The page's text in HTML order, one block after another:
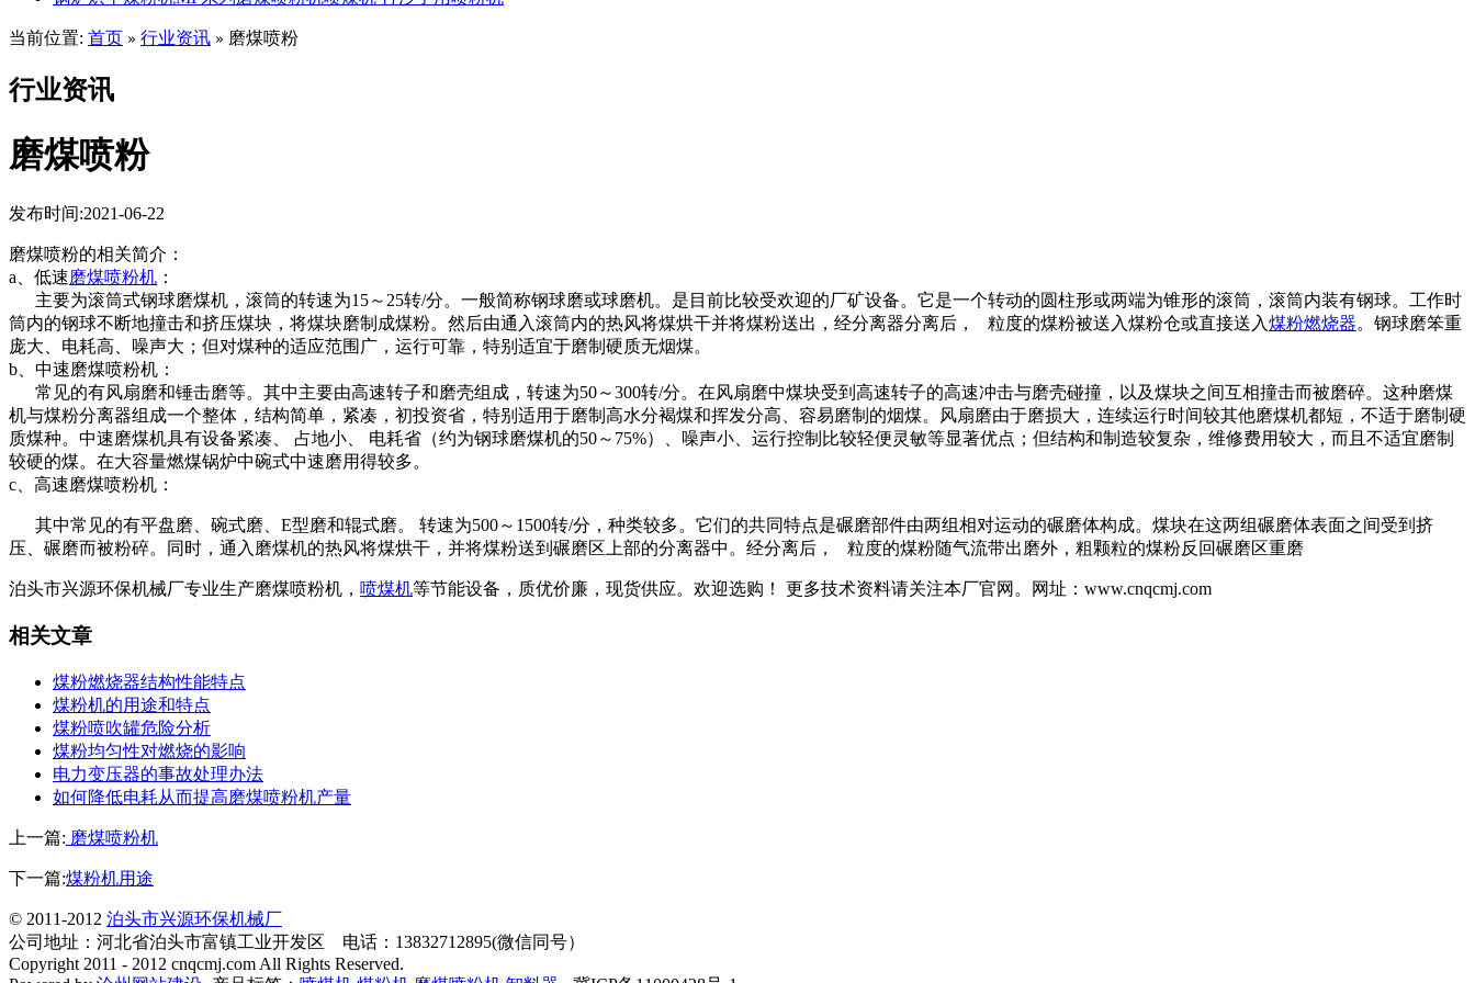
当前位置: 首页 » 行业资讯 » 磨煤喷粉
行业资讯
磨煤喷粉
发布时间:2021-06-22
磨煤喷粉的相关简介：
a、低速磨煤喷粉机 ：
主要为滚筒式钢球磨煤机，滚筒的转速为15～25转/分。一般简称钢球磨或球磨机。是目前比较受欢迎的厂矿设备。它是一个转动的圆柱形或两端为锥形的滚筒，滚筒内装有钢球。工作时
筒内的钢球不断地撞击和挤压煤块，将煤块磨制成煤粉。然后由通入滚筒内的热风将煤烘干并将煤粉送出，经分离器分离后， 粒度的煤粉被送入煤粉仓或直接送入煤粉燃烧器。钢球磨笨重
庞大、电耗高、噪声大；但对煤种的适应范围广，运行可靠，特别适宜于磨制硬质无烟煤。
b、中速磨煤喷粉机：
常见的有风扇磨和锤击磨等。其中主要由高速转子和磨壳组成，转速为50～300转/分。在风扇磨中煤块受到高速转子的高速冲击与磨壳碰撞，以及煤块之间互相撞击而被磨碎。这种磨煤
机与煤粉分离器组成一个整体，结构简单，紧凑，初投资省，特别适用于磨制高水分褐煤和挥发分高、容易磨制的烟煤。风扇磨由于磨损大，连续运行时间较其他磨煤机都短，不适于磨制硬
质煤种。中速磨煤机具有设备紧凑、 占地小、 电耗省（约为钢球磨煤机的50～75%）、噪声小、运行控制比较轻便灵敏等显著优点；但结构和制造较复杂，维修费用较大，而且不适宜磨制
较硬的煤。在大容量燃煤锅炉中碗式中速磨用得较多。
c、高速磨煤喷粉机：
其中常见的有平盘磨、碗式磨、E型磨和辊式磨。 转速为500～1500转/分，种类较多。它们的共同特点是碾磨部件由两组相对运动的碾磨体构成。煤块在这两组碾磨体表面之间受到挤
压、碾磨而被粉碎。同时，通入磨煤机的热风将煤烘干，并将煤粉送到碾磨区上部的分离器中。经分离后， 粒度的煤粉随气流带出磨外，粗颗粒的煤粉反回碾磨区重磨
泊头市兴源环保机械厂专业生产磨煤喷粉机， 喷煤机等节能设备，质优价廉，现货供应。欢迎选购！ 更多技术资料请关注本厂官网。网址：www.cnqcmj.com
相关文章
煤粉燃烧器结构性能特点
煤粉机的用途和特点
煤粉喷吹罐危险分析
煤粉均匀性对燃烧的影响
电力变压器的事故处理办法
如何降低电耗从而提高磨煤喷粉机产量
上一篇: 磨煤喷粉机
下一篇:煤粉机用途
© 2011-2012 泊头市兴源环保机械厂
公司地址：河北省泊头市富镇工业开发区 电话：13832712895(微信同号）
Copyright 2011 - 2012 cnqcmj.com All Rights Reserved.